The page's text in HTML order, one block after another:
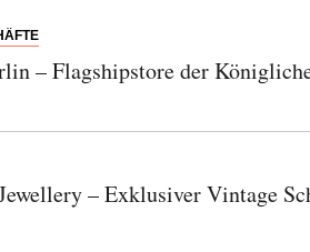
– Flagshipstore der
– Exklusiver Vintage